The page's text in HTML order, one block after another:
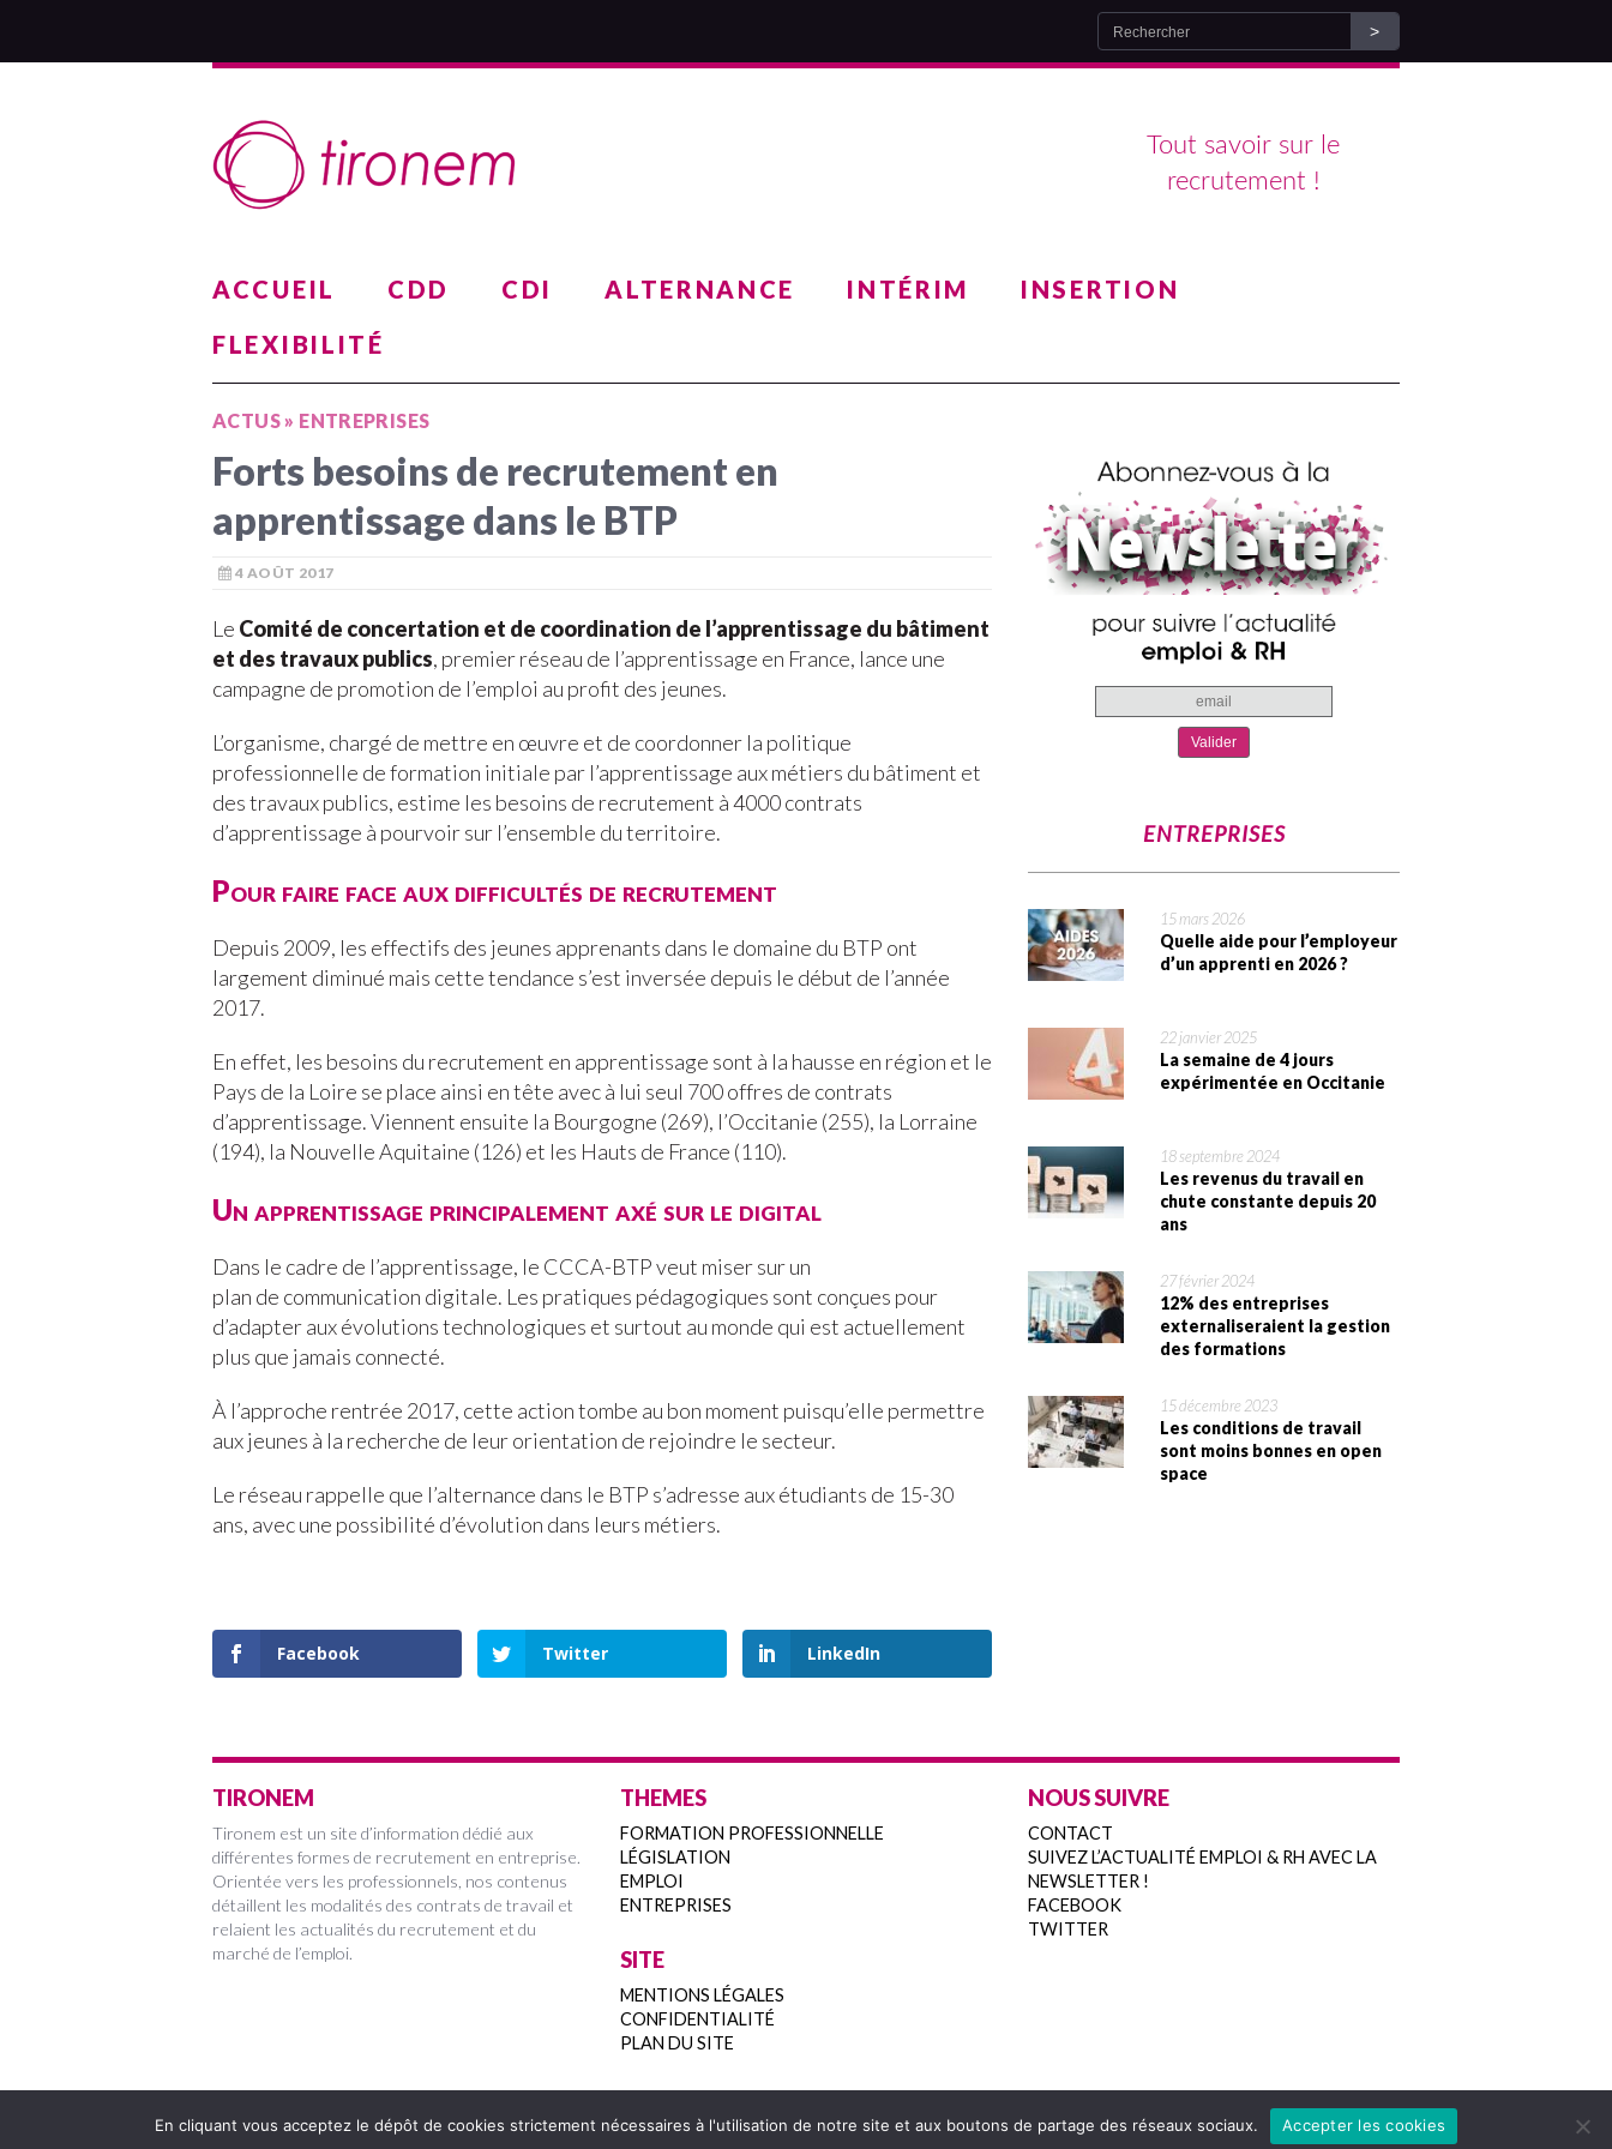
Tout savoir sur le
recrutement !
ACCUEIL CDD CDI ALTERNANCE INTÉRIM
INSERTION
FLEXIBILITÉ
ACTUS» ENTREPRISES
Forts besoins de recrutement en
apprentissage dans le BTP
4 AOÛT 2017
Le Comité de concertation et de coordination de l’apprentissage du bâtiment
et des travaux publics, premier réseau de l’apprentissage en France, lance une
campagne de promotion de l’emploi au profit des jeunes.
L’organisme, chargé de mettre en œuvre et de coordonner la politique
professionnelle de formation initiale par l’apprentissage aux métiers du bâtiment et
des travaux publics, estime les besoins de recrutement à 4000 contrats
d’apprentissage à pourvoir sur l’ensemble du territoire.
Pour faire face aux difficultés de recrutement
Depuis 2009, les effectifs des jeunes apprenants dans le domaine du BTP ont
largement diminué mais cette tendance s’est inversée depuis le début de l’année
2017.
En effet, les besoins du recrutement en apprentissage sont à la hausse en région et le
Pays de la Loire se place ainsi en tête avec à lui seul 700 offres de contrats
d’apprentissage. Viennent ensuite la Bourgogne (269), l’Occitanie (255), la Lorraine
(194), la Nouvelle Aquitaine (126) et les Hauts de France (110).
Un apprentissage principalement axé sur le digital
Dans le cadre de l’apprentissage, le CCCA-BTP veut miser sur un
plan de communication digitale. Les pratiques pédagogiques sont conçues pour
d’adapter aux évolutions technologiques et surtout au monde qui est actuellement
plus que jamais connecté.
À l’approche rentrée 2017, cette action tombe au bon moment puisqu’elle permettre
aux jeunes à la recherche de leur orientation de rejoindre le secteur.
Le réseau rappelle que l’alternance dans le BTP s’adresse aux étudiants de 15-30
ans, avec une possibilité d’évolution dans leurs métiers.
Facebook Twitter LinkedIn
ENTREPRISES
15 mars 2026
Quelle aide pour l’employeur
d’un apprenti en 2026 ?
22 janvier 2025
La semaine de 4 jours
expérimentée en Occitanie
18 septembre 2024
Les revenus du travail en
chute constante depuis 20
ans
27 février 2024
12% des entreprises
externaliseraient la gestion
des formations
15 décembre 2023
Les conditions de travail
sont moins bonnes en open
space
TIRONEM
Tironem est un site d’information dédié aux
différentes formes de recrutement en entreprise.
Orientée vers les professionnels, nos contenus
détaillent les modalités des contrats de travail et
relaient les actualités du recrutement et du
marché de l’emploi.
THEMES
FORMATION PROFESSIONNELLE
LÉGISLATION
EMPLOI
ENTREPRISES
SITE
MENTIONS LÉGALES
CONFIDENTIALITÉ
PLAN DU SITE
NOUS SUIVRE
CONTACT
SUIVEZ L’ACTUALITÉ EMPLOI & RH AVEC LA
NEWSLETTER !
FACEBOOK
TWITTER
En cliquant vous acceptez le dépôt de cookies strictement nécessaires à l'utilisation de notre site et aux boutons de partage des réseaux sociaux. Accepter les cookies